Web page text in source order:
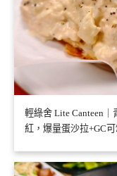
輕綠舍 Lite Canteen
紅，爆量蛋沙拉+GC